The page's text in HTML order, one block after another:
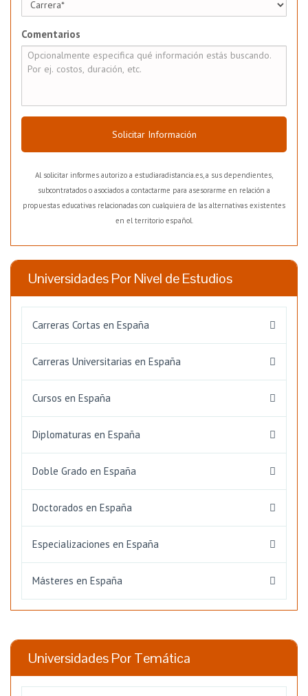
Comentarios
Solicitar Información
Al solicitar informes autorizo a estudiaradistancia.es, a sus dependientes,
subcontratados o asociados a contactarme para asesorarme en relación a
propuestas educativas relacionadas con cualquiera de las alternativas existentes
en el territorio español.
Universidades Por Nivel de Estudios
Carreras Cortas en España
Carreras Universitarias en España
Cursos en España
Diplomaturas en España
Doble Grado en España
Doctorados en España
Especializaciones en España
Másteres en España
Universidades Por Temática